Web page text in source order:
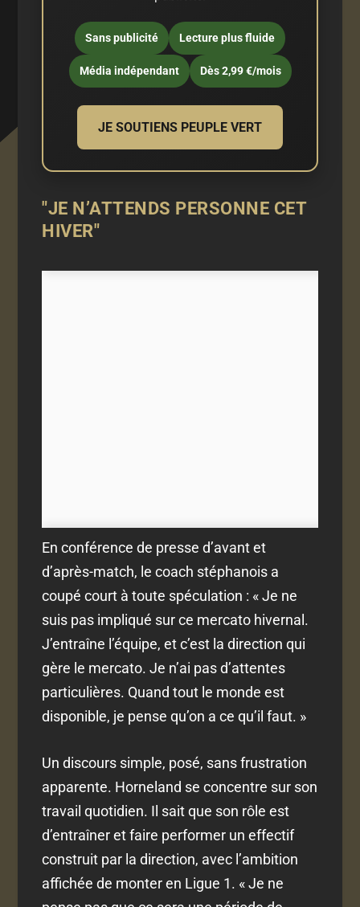
Sans publicité Lecture plus fluide
Média indépendant Dès 2,99 €/mois
JE SOUTIENS PEUPLE VERT
"JE N’ATTENDS PERSONNE CET
HIVER"
En conférence de presse d’avant et
d’après-match, le coach stéphanois a
coupé court à toute spéculation : « Je ne
suis pas impliqué sur ce mercato hivernal.
J’entraîne l’équipe, et c’est la direction qui
gère le mercato. Je n’ai pas d’attentes
particulières. Quand tout le monde est
disponible, je pense qu’on a ce qu’il faut. »
Un discours simple, posé, sans frustration
apparente. Horneland se concentre sur son
travail quotidien. Il sait que son rôle est
d’entraîner et faire performer un effectif
construit par la direction, avec l’ambition
affichée de monter en Ligue 1. « Je ne